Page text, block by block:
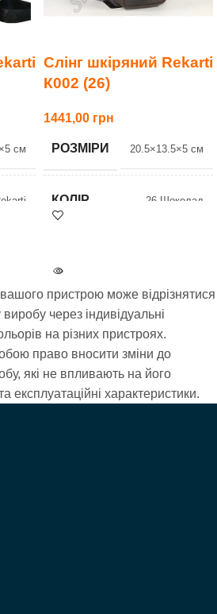
см
Слінг шкіряний Rekarti
К002 (26)
1441,00
РОЗМІРИ 20.5×13.5×5 см
КОЛІР 26 Шоколад
АКЦІЯ
Безкоштовна
доставка при
оплаті на картку
УСІ МОДЕЛІ
пристрою може відрізнятися
через індивідуальні
на різних пристроях.
право вносити зміни до
які не впливають на його
експлуатаційні характеристики.